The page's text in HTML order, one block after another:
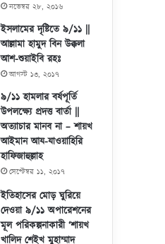
নভেম্বর ২৮, ২০১৬
ইসলামের দৃষ্টিতে ৯/১১ ||
আল্লামা হামুদ বিন উক্কলা
আশ-শুয়াইবি রহঃ
আগস্ট ১৩, ২০১৭
৯/১১ হামলার বর্ষপূর্তি
উপলক্ষ্যে প্রদত্ত বার্তা ||
অত্যাচার মানব না – শায়খ
আইমান আয-যাওয়াহিরি
হাফিজাহুল্লাহ
সেপ্টেম্বর ১১, ২০১৭
ইতিহাসের মোড় ঘুরিয়ে
দেওয়া ৯/১১ অপারেশনের
মূল পরিকল্পনাকারী ‘শায়খ
খালিদ শেইখ মুহাম্মাদ